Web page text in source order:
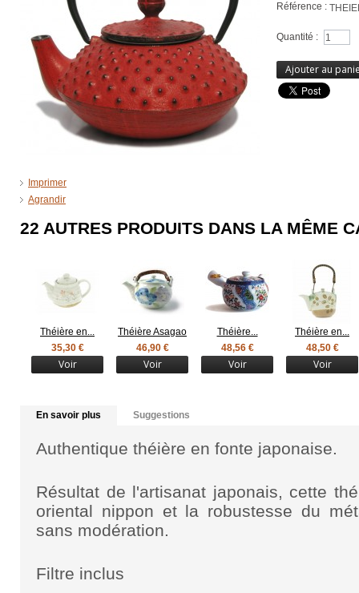
Imprimer
Agrandir
Référence :
Quantité :
Ajouter au
22 AUTRES PRODUITS DANS LA MÊME
Théière en...
35,30 €
Voir
Théière Asagao
46,90 €
Voir
Théière...
48,56 €
Voir
Théière en...
48,50 €
Voir
En savoir plus Suggestions
Authentique théière en fonte japonaise.
Résultat de l'artisanat japonais, cette
oriental nippon et la robustesse du
sans modération.
Filtre inclus